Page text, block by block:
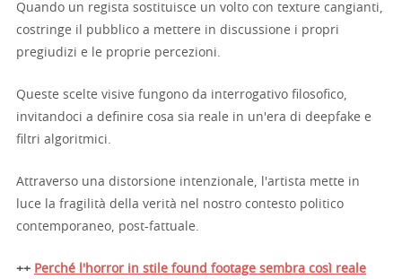
Quando un regista sostituisce un volto con texture cangianti,
costringe il pubblico a mettere in discussione i propri
pregiudizi e le proprie percezioni.
Queste scelte visive fungono da interrogativo filosofico,
invitandoci a definire cosa sia reale in un'era di deepfake e
filtri algoritmici.
Attraverso una distorsione intenzionale, l'artista mette in
luce la fragilità della verità nel nostro contesto politico
contemporaneo, post-fattuale.
++ Perché l'horror in stile found footage sembra così reale